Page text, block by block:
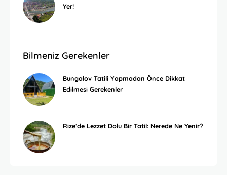
Yer!
Bilmeniz Gerekenler
Bungalov Tatili Yapmadan Önce Dikkat
Edilmesi Gerekenler
Rize’de Lezzet Dolu Bir Tatil: Nerede Ne Yenir?